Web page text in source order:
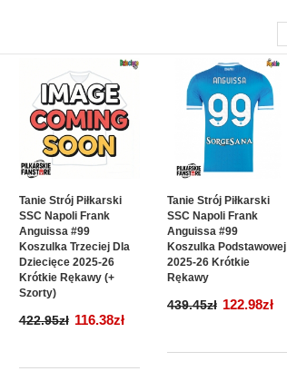
Tanie Strój Piłkarski
SSC Napoli Frank
Anguissa #99
Koszulka Trzeciej Dla
Dziecięce 2025-26
Krótkie Rękawy (+
Szorty)
422.95zł 116.38zł
Tanie Strój Piłkarski
SSC Napoli Frank
Anguissa #99
Koszulka Podstawowej
2025-26 Krótkie
Rękawy
439.45zł 122.98zł